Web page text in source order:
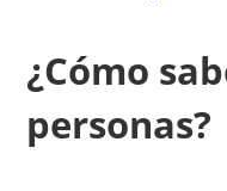
¿Cómo
personas?